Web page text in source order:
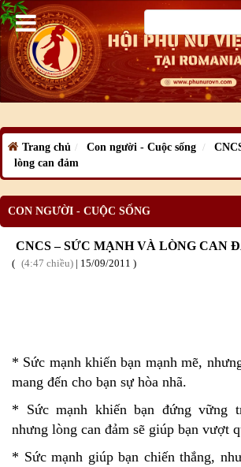
Trang chủ Con người - Cuộc sống
lòng can đảm
CON NGƯỜI - CUỘC SỐNG
CNCS – SỨC MẠNH VÀ LÒNG CAN
4:47 chiều | 15/09/2011
* Sức mạnh khiến bạn mạnh mẽ,
mang đến cho bạn sự hòa nhã.
* Sức mạnh khiến bạn đứng vững
nhưng lòng can đảm sẽ giúp bạn vượt
* Sức mạnh giúp bạn chiến thắng,